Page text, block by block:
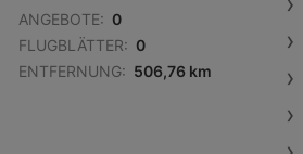
ANGEBOTE: 0
FLUGBLÄTTER: 0
ENTFERNUNG: 506,76 km